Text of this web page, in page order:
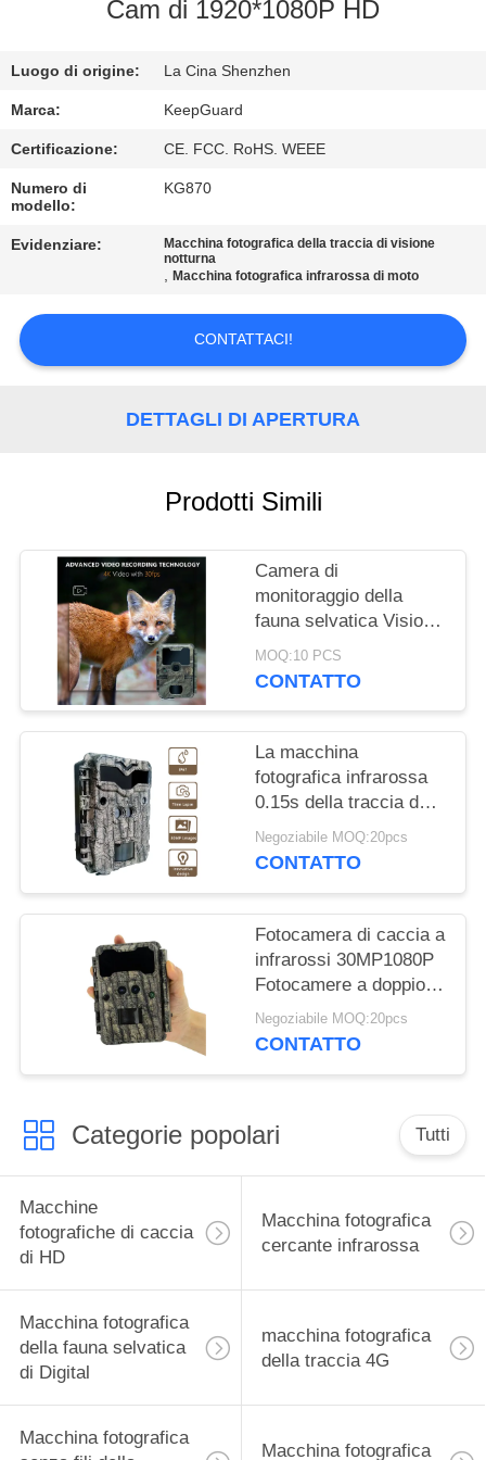
CONTROLLO
DELLA
QUALITÀ
CONTATTACI
NOTIZIE
DEL
SITO
POLITICA
SULLA
PRIVACY
Cam di 1920*1080P HD
Luogo di origine: La Cina Shenzhen
Marca: KeepGuard
Certificazione: CE. FCC. RoHS. WEEE
Numero di
modello:
KG870
Evidenziare:
Macchina fotografica della traccia di visione
notturna
,Macchina fotografica infrarossa di moto
CONTATTACI!
DETTAGLI DI APERTURA
Prodotti Simili
Camera di
monitoraggio della
fauna selvatica Visione
notturna 0.1s Velocità
di cattura 32MP 4K
Camera di
osservazione degli
animali
MOQ:10 PCS
CONTATTO
La macchina
fotografica infrarossa
0.15s della traccia dei
sensori doppi avvia
KW698A 4K che cerca
Negoziabile MOQ:20pcs
CONTATTO
Fotocamera di caccia a
infrarossi 30MP1080P
Fotocamere a doppio
obiettivo per giochi
all'aria aperta Trap
Negoziabile MOQ:20pcs
CONTATTO
Categorie popolari Tutti
Macchine
fotografiche di caccia
di HD
Macchina fotografica
cercante infrarossa
Macchina fotografica
della fauna selvatica
di Digital
macchina fotografica
della traccia 4G
Macchina fotografica
Macchina fotografica